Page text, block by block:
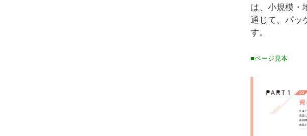
は、小規模・
通じて、パッ
す。
■ページ見本